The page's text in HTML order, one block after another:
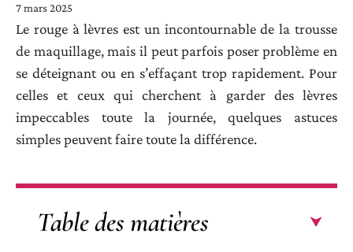
7 mars 2025
Le rouge à lèvres est un incontournable de la trousse
de maquillage, mais il peut parfois poser problème en
se déteignant ou en s’effaçant trop rapidement. Pour
celles et ceux qui cherchent à garder des lèvres
impeccables toute la journée, quelques astuces
simples peuvent faire toute la différence.
Table des matières